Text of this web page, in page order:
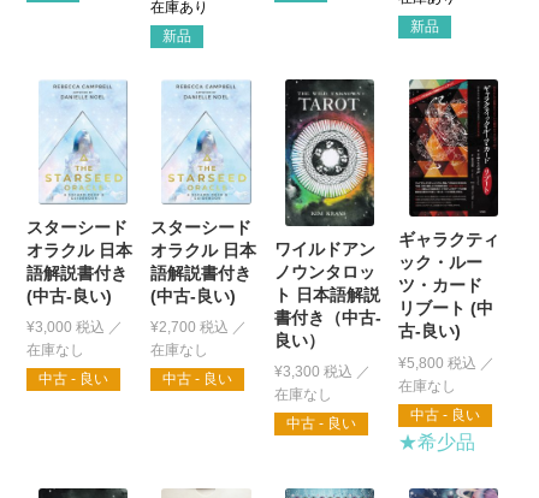
新品
新品
スターシード
オラクル 日本
語解説書付き
(中古-良い)
¥3,000 税込
中古 - 良い
スターシード
オラクル 日本
語解説書付き
(中古-良い)
¥2,700 税込
中古 - 良い
ワイルドアン
ノウンタロッ
ト 日本語解説
書付き（中古-
良い）
¥3,300 税込
中古 - 良い
ギャラクティ
ック・ルー
ツ・カード
リブート (中
古-良い)
¥5,800 税込
中古 - 良い
★希少品